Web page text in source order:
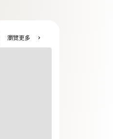
瀏覽更多 chevron_right